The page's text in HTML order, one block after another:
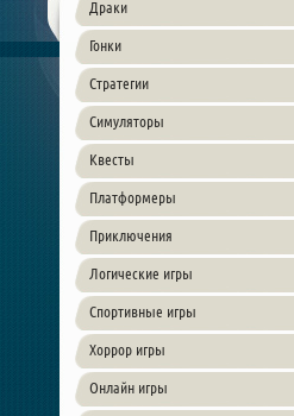
Драки
Гонки
Стратегии
Симуляторы
Квесты
Платформеры
Приключения
Логические игры
Спортивные игры
Хоррор игры
Онлайн игры